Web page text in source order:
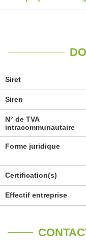
Siret
Siren
N° de TVA
intracommunautaire
Forme juridique
Certification(s)
Effectif entreprise